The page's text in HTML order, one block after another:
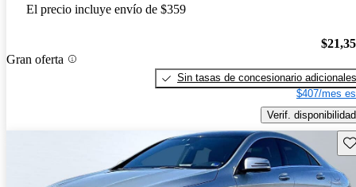
El precio incluye envío de $359
Gran oferta
Sin tasas de concesionario adicionales
$407/mes
Verif. disponibilidad